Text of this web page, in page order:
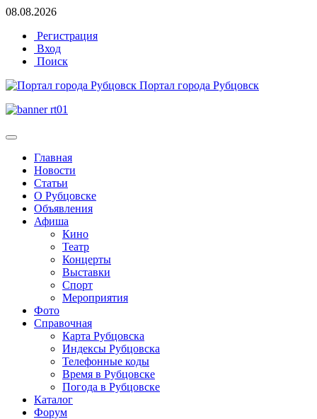
08.08.2026
Регистрация
Вход
Поиск
Портал города Рубцовск
Главная
Новости
Статьи
О Рубцовске
Объявления
Афиша
Кино
Театр
Концерты
Выставки
Спорт
Мероприятия
Фото
Справочная
Карта Рубцовска
Индексы Рубцовска
Телефонные коды
Время в Рубцовске
Погода в Рубцовске
Каталог
Форум